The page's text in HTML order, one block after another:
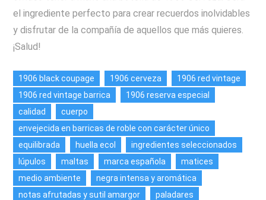
el ingrediente perfecto para crear recuerdos inolvidables
y disfrutar de la compañía de aquellos que más quieres.
¡Salud!
1906 black coupage 1906 cerveza
1906 red vintage
1906 red vintage barrica
1906 reserva especial
calidad
cuerpo
envejecida en barricas de roble con carácter único
equilibrada
huella ecol
ingredientes seleccionados
lúpulos
maltas marca española
matices
medio ambiente
negra intensa y aromática
notas afrutadas y sutil amargor
paladares